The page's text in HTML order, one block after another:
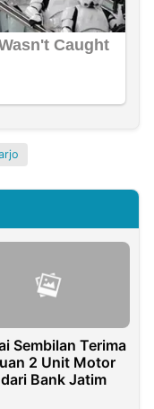
Sembilan Terima
2 Unit Motor
Bank Jatim